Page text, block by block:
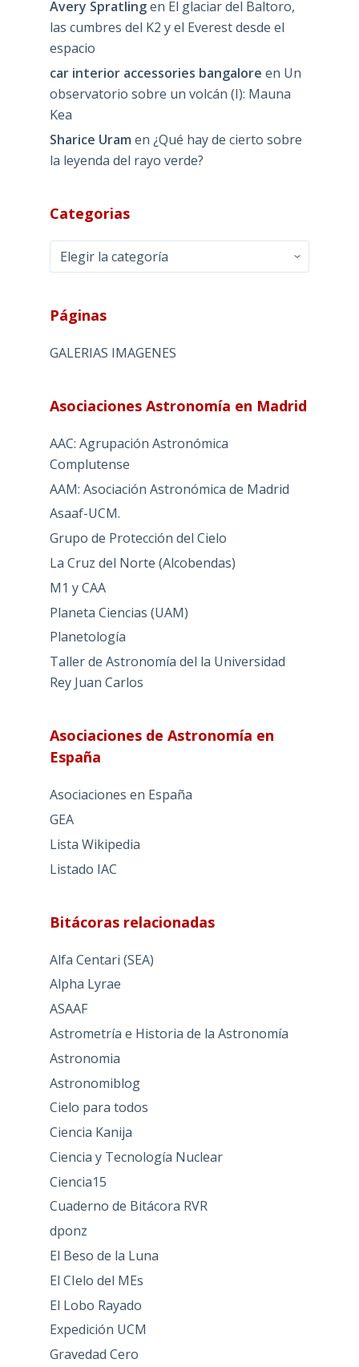
Avery Spratlingen El glaciar del Baltoro,
las cumbres del K2 y el Everest desde el
espacio
car interior accessories bangalore en Un
observatorio sobre un volcán (I): Mauna
Kea
Sharice Uram en ¿Qué hay de cierto sobre
la leyenda del rayo verde?
Categorias
Categorias
Páginas
GALERIAS IMAGENES
Asociaciones Astronomía en Madrid
AAC: Agrupación Astronómica
Complutense
AAM: Asociación Astronómica de Madrid
Asaaf-UCM.
Grupo de Protección del Cielo
La Cruz del Norte (Alcobendas)
M1 y CAA
Planeta Ciencias (UAM)
Planetología
Taller de Astronomía del la Universidad
Rey Juan Carlos
Asociaciones de Astronomía en
España
Asociaciones en España
GEA
Lista Wikipedia
Listado IAC
Bitácoras relacionadas
Alfa Centari (SEA)
Alpha Lyrae
ASAAF
Astrometría e Historia de la Astronomía
Astronomia
Astronomiblog
Cielo para todos
Ciencia Kanija
Ciencia y Tecnología Nuclear
Ciencia15
Cuaderno de Bitácora RVR
dponz
El Beso de la Luna
El CIelo del MEs
El Lobo Rayado
Expedición UCM
Gravedad Cero